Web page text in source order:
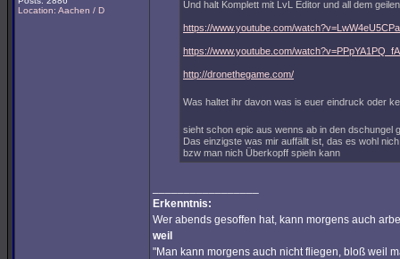
Location: Aachen / D
Und halt Komplett mit LvL Editor und all dem
https://www.youtube.com/
https://www.youtube.com/watch?v=PPpYA1PQ_fA
http://dronethegame.com/
Was haltet ihr davon was is euer eindruck oder
sieht schon epic aus wenns ab in den dschungel
Das einzigste was mir auffällt ist, das es wohl
bzw man nich Überkopff spieln kann
Erkenntnis:
Wer abends gesoffen hat, kann morgens auch
weil
"Man kann morgens auch nicht fliegen, bloß weil